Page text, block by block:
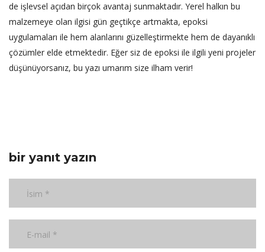
de işlevsel açıdan birçok avantaj sunmaktadır. Yerel halkın bu
malzemeye olan ilgisi gün geçtikçe artmakta, epoksi
uygulamaları ile hem alanlarını güzelleştirmekte hem de dayanıklı
çözümler elde etmektedir. Eğer siz de epoksi ile ilgili yeni projeler
düşünüyorsanız, bu yazı umarım size ilham verir!
bir yanıt yazın